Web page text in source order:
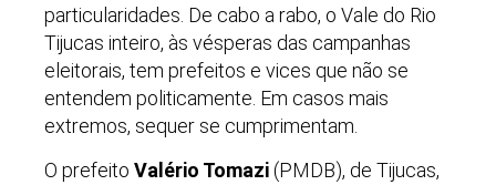
particularidades. De cabo a rabo, o Vale do Rio
Tijucas inteiro, às vésperas das campanhas
eleitorais, tem prefeitos e vices que não se
entendem politicamente. Em casos mais
extremos, sequer se cumprimentam.
O prefeito Valério Tomazi (PMDB), de Tijucas,